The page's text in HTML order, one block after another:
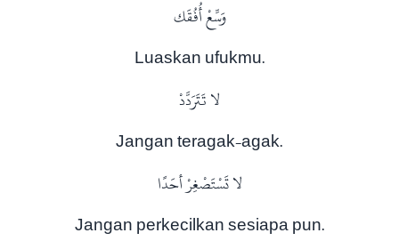
وَسِّعْ أُفُقَك
Luaskan ufukmu.
لا تَتَرَدَّدْ
Jangan teragak-agak.
لا تَسْتَصْغِرْ أحَدًا
Jangan perkecilkan sesiapa pun.